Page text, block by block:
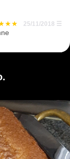
25/11/2018 ☰